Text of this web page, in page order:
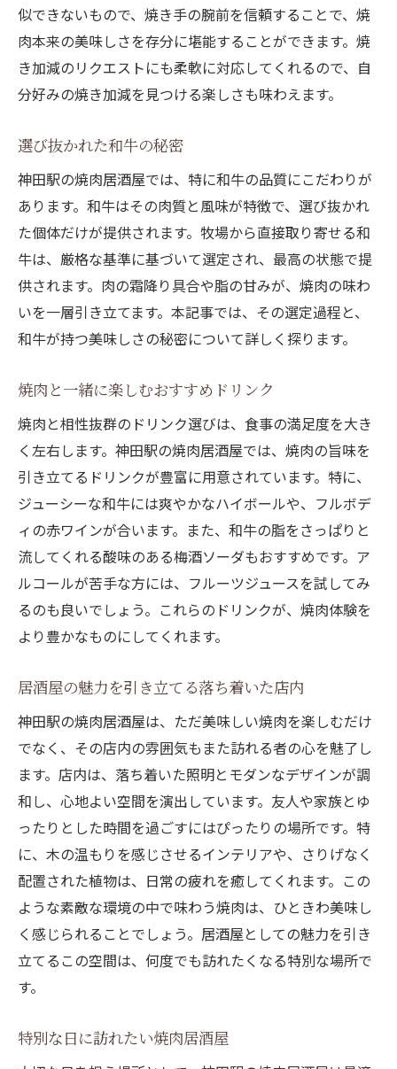
似できないもので、焼き手の腕前を信頼することで、焼
肉本来の美味しさを存分に堪能することができます。焼
き加減のリクエストにも柔軟に対応してくれるので、自
分好みの焼き加減を見つける楽しさも味わえます。
選び抜かれた和牛の秘密
神田駅の焼肉居酒屋では、特に和牛の品質にこだわりが
あります。和牛はその肉質と風味が特徴で、選び抜かれ
た個体だけが提供されます。牧場から直接取り寄せる和
牛は、厳格な基準に基づいて選定され、最高の状態で提
供されます。肉の霜降り具合や脂の甘みが、焼肉の味わ
いを一層引き立てます。本記事では、その選定過程と、
和牛が持つ美味しさの秘密について詳しく探ります。
焼肉と一緒に楽しむおすすめドリンク
焼肉と相性抜群のドリンク選びは、食事の満足度を大き
く左右します。神田駅の焼肉居酒屋では、焼肉の旨味を
引き立てるドリンクが豊富に用意されています。特に、
ジューシーな和牛には爽やかなハイボールや、フルボデ
ィの赤ワインが合います。また、和牛の脂をさっぱりと
流してくれる酸味のある梅酒ソーダもおすすめです。ア
ルコールが苦手な方には、フルーツジュースを試してみ
るのも良いでしょう。これらのドリンクが、焼肉体験を
より豊かなものにしてくれます。
居酒屋の魅力を引き立てる落ち着いた店内
神田駅の焼肉居酒屋は、ただ美味しい焼肉を楽しむだけ
でなく、その店内の雰囲気もまた訪れる者の心を魅了し
ます。店内は、落ち着いた照明とモダンなデザインが調
和し、心地よい空間を演出しています。友人や家族とゆ
ったりとした時間を過ごすにはぴったりの場所です。特
に、木の温もりを感じさせるインテリアや、さりげなく
配置された植物は、日常の疲れを癒してくれます。この
ような素敵な環境の中で味わう焼肉は、ひときわ美味し
く感じられることでしょう。居酒屋としての魅力を引き
立てるこの空間は、何度でも訪れたくなる特別な場所で
す。
特別な日に訪れたい焼肉居酒屋